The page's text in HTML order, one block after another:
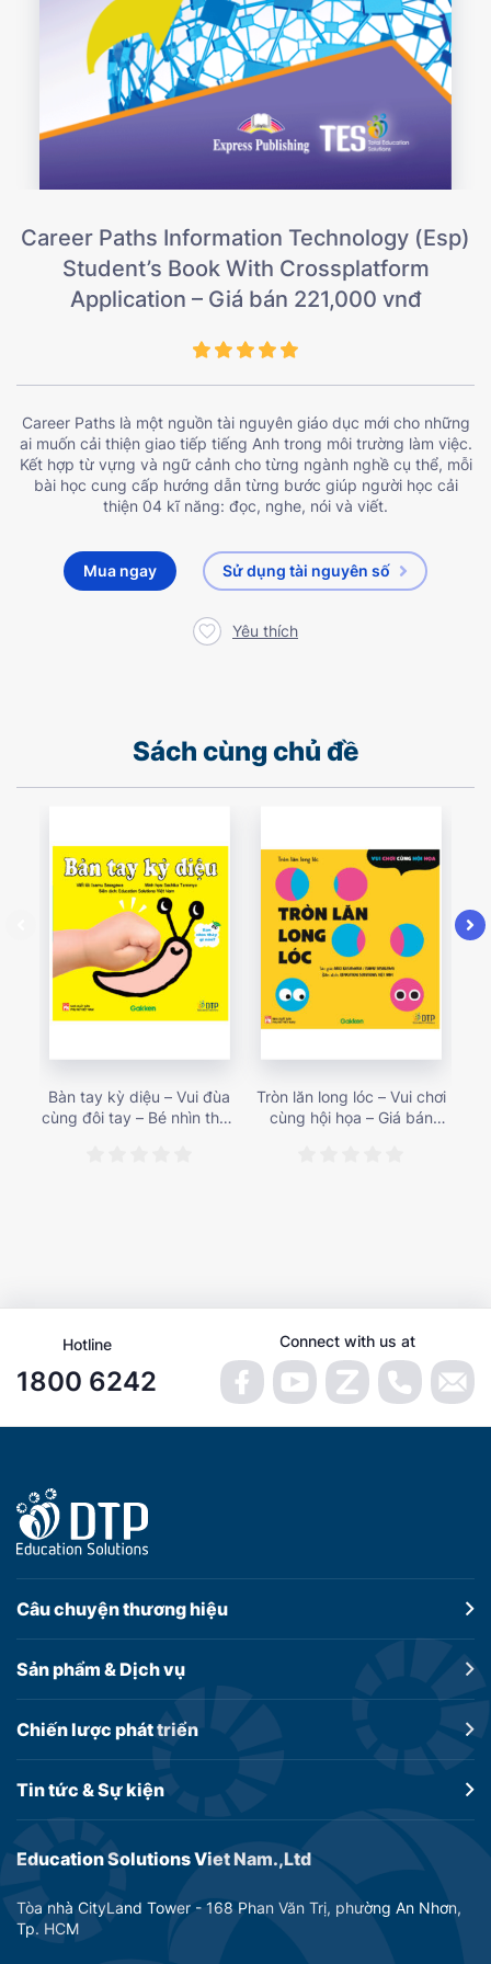
Career Paths Information Technology (Esp)
Student’s Book With Crossplatform
Application – Giá bán 221,000 vnđ
Career Paths là một nguồn tài nguyên giáo dục mới cho những
ai muốn cải thiện giao tiếp tiếng Anh trong môi trường làm việc.
Kết hợp từ vựng và ngữ cảnh cho từng ngành nghề cụ thể, mỗi
bài học cung cấp hướng dẫn từng bước giúp người học cải
thiện 04 kĩ năng: đọc, nghe, nói và viết.
Mua ngay Sử dụng tài nguyên số
Yêu thích
Sách cùng chủ đề
Bàn tay kỳ diệu – Vui đùa
cùng đôi tay – Bé nhìn thấy
Tròn lăn long lóc – Vui chơi
cùng hội họa – Giá bán
Hotline
1800 6242
Connect with us at
Education Solutions Viet Nam.,Ltd
Tòa nhà CityLand Tower - 168 Phan Văn Trị, phường An Nhơn,
Tp. HCM
Câu chuyệnthương hiệu
Sản phẩm &Dịch vụ
Chiến lược phát triển
Tin tức &Sự kiện